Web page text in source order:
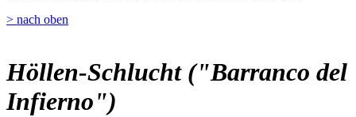
> nach oben
Höllen-Schlucht ("Barranco del
Infierno")